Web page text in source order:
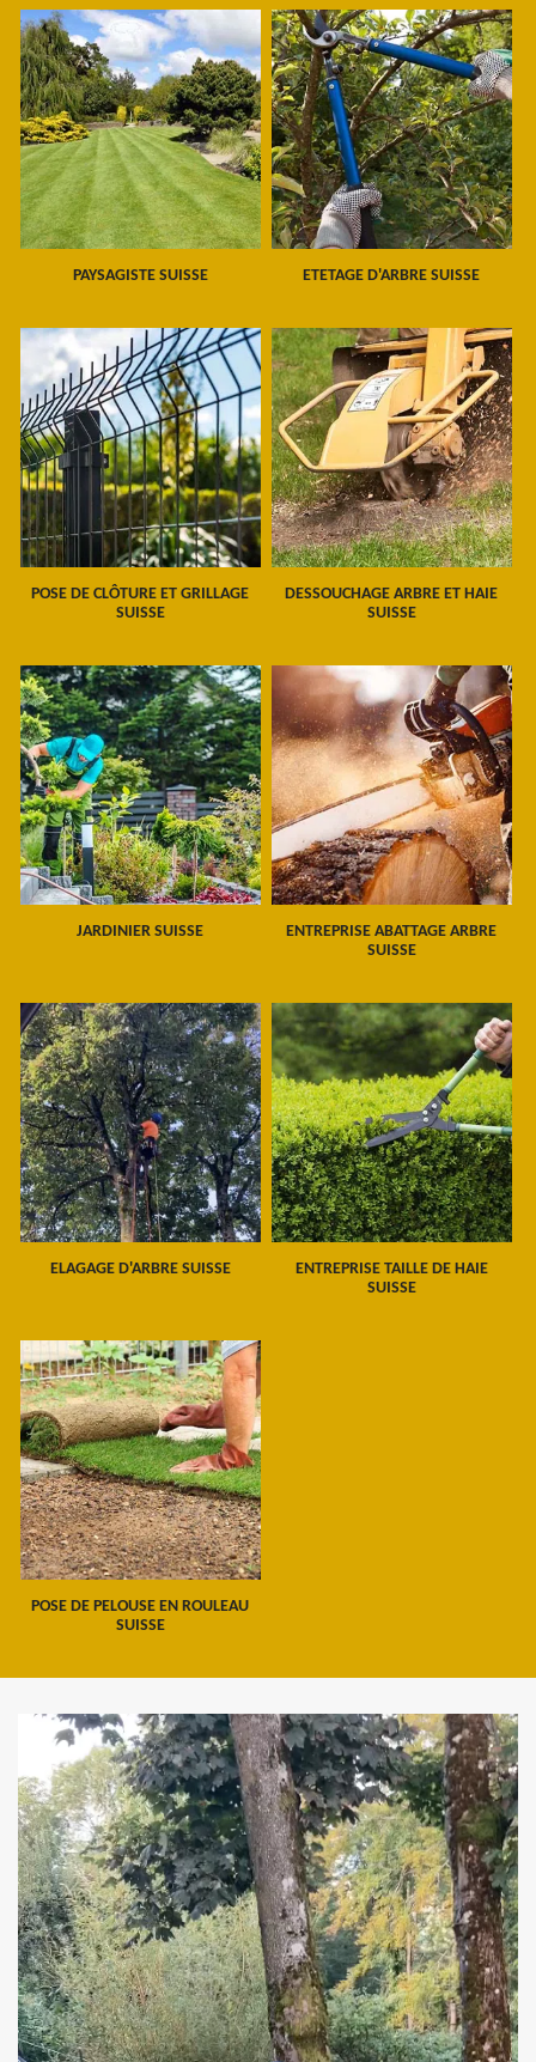
PAYSAGISTE SUISSE ETETAGE D'ARBRE SUISSE
POSE DE CLÔTURE ET GRILLAGE
SUISSE
DESSOUCHAGE ARBRE ET HAIE
SUISSE
JARDINIER SUISSE
ENTREPRISE ABATTAGE ARBRE
SUISSE
ELAGAGE D'ARBRE SUISSE
ENTREPRISE TAILLE DE HAIE
SUISSE
POSE DE PELOUSE EN ROULEAU
SUISSE